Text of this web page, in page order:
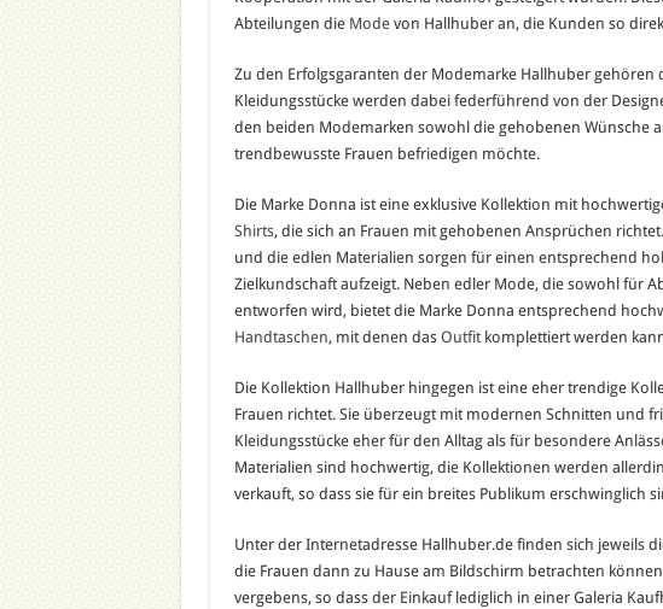
Abteilungen die Modevon Hallhuber an, die Kunden so
Zu den Erfolgsgaranten der Modemarke Hallhuber gehören
Kleidungsstücke werden dabei federführend von der
den beiden Modemarken sowohl die gehobenen Wünsche
trendbewusste Frauen befriedigen möchte.
Die Marke Donna ist eine exklusive Kollektion mit
Shirts, die sich an Frauen mit gehobenen Ansprüchen
und die edlen Materialien sorgen für einen entsprechend
Zielkundschaft aufzeigt. Neben edler Mode, die sowohl für
entworfen wird, bietet die Marke Donna entsprechend
Handtaschen, mit denen das Outfitkomplettiert werden
Die Kollektion Hallhuber hingegen ist eine eher trendige
Frauen richtet. Sie überzeugt mit modernen Schnitten und
Kleidungsstücke eher für den Alltag als für besondere
Materialien sind hochwertig, die Kollektionen werden
verkauft, so dass sie für ein breites Publikum erschwinglich
Unter der Internetadresse Hallhuber.de finden sich jeweils
die Frauen dann zu Hause am Bildschirm betrachten
vergebens, so dass der Einkauf lediglich in einer Galeria